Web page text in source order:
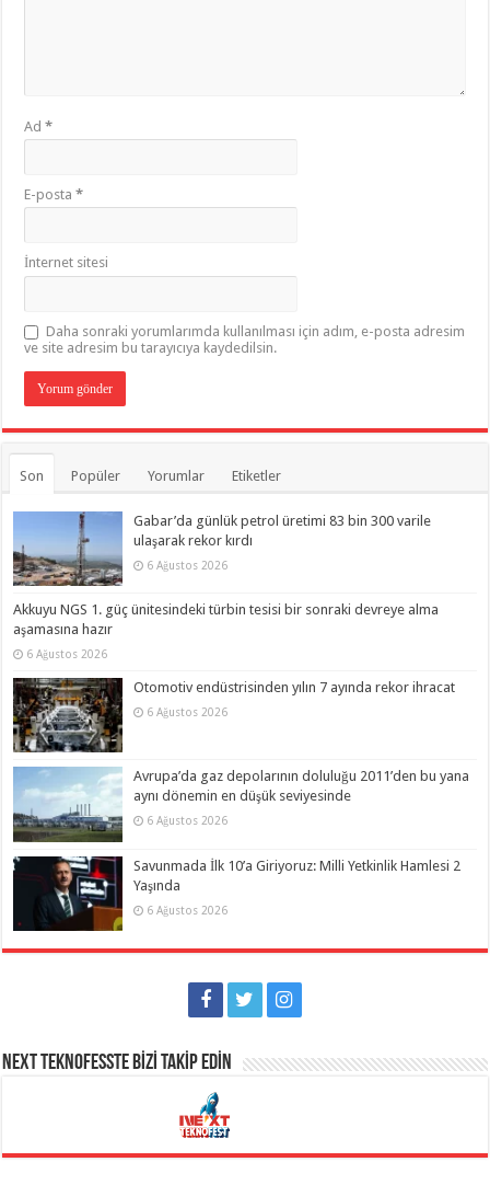
Ad*
E-posta*
İnternet sitesi
Daha sonraki yorumlarımda kullanılması için adım, e-posta adresim
ve site adresim bu tarayıcıya kaydedilsin.
Son Popüler Yorumlar Etiketler
Gabar’da günlük petrol üretimi 83 bin 300 varile
ulaşarak rekor kırdı
6 Ağustos 2026
Akkuyu NGS 1. güç ünitesindeki türbin tesisi bir sonraki devreye alma
aşamasına hazır
6 Ağustos 2026
Otomotiv endüstrisinden yılın 7 ayında rekor ihracat
6 Ağustos 2026
Avrupa’da gaz depolarının doluluğu 2011’den bu yana
aynı dönemin en düşük seviyesinde
6 Ağustos 2026
Savunmada İlk 10’a Giriyoruz: Milli Yetkinlik Hamlesi 2
Yaşında
6 Ağustos 2026
NEXT TEKNOFESSTE BİZİ TAKİP EDİN